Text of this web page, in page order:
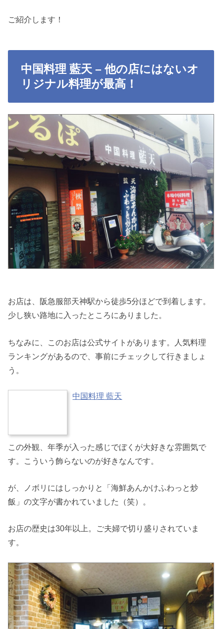
ご紹介します！
中国料理 藍天 – 他の店にはないオ
リジナル料理が最高！
お店は、阪急服部天神駅から徒歩5分ほどで到着します。
少し狭い路地に入ったところにありました。
ちなみに、このお店は公式サイトがあります。人気料理
ランキングがあるので、事前にチェックして行きましょ
う。
中国料理 藍天
この外観、年季が入った感じでぼくが大好きな雰囲気で
す。こういう飾らないのが好きなんです。
が、ノボリにはしっかりと「海鮮あんかけふわっと炒
飯」の文字が書かれていました（笑）。
お店の歴史は30年以上。ご夫婦で切り盛りされていま
す。